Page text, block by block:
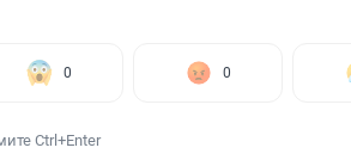
0 0
Ctrl+Enter